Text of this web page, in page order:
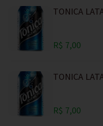
TONICA
R$ 7,00
TONICA
R$ 7,00